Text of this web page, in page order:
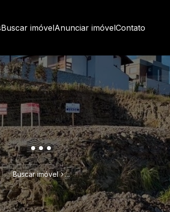
Buscar imóvelAnunciar imóvelContato
...
Buscar imóvel ...